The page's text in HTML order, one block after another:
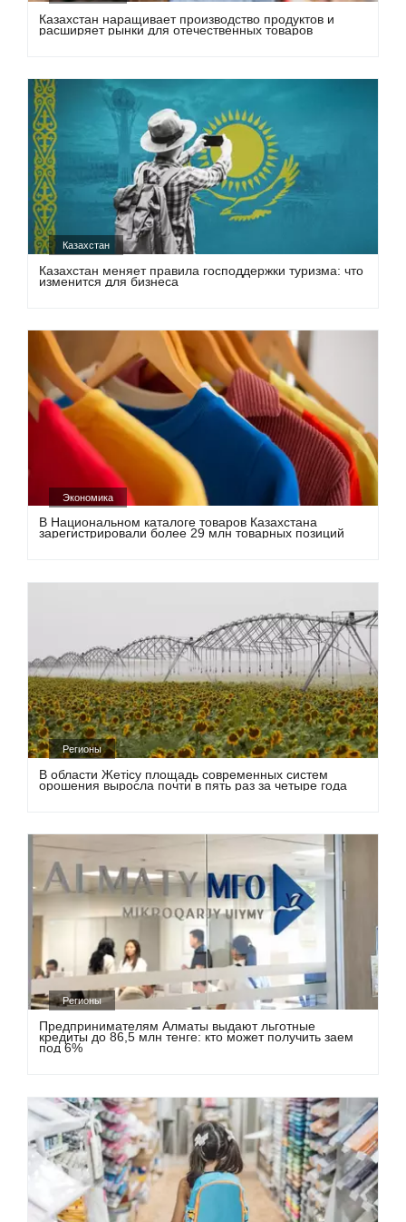
Казахстан наращивает производство продуктов и
расширяет рынки для отечественных товаров
Казахстан
Казахстан меняет правила господдержки туризма: что
изменится для бизнеса
Экономика
В Национальном каталоге товаров Казахстана
зарегистрировали более 29 млн товарных позиций
Регионы
В области Жетісу площадь современных систем
орошения выросла почти в пять раз за четыре года
Регионы
Предпринимателям Алматы выдают льготные
кредиты до 86,5 млн тенге: кто может получить заем
под 6%